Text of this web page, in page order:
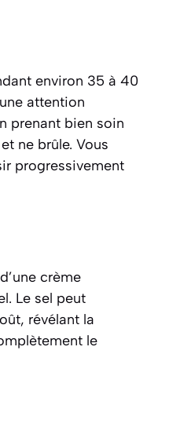
environ 35 à 40
attention
prenant bien soin
ne brûle. Vous
progressivement
crème
Le sel peut
révélant la
le